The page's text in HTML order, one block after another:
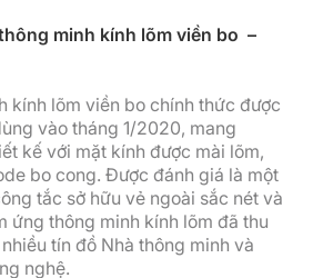
minh kính lõm viền bo –
kính lõm viền bo chính thức được
vào tháng 1/2020, mang
kế với mặt kính được mài lõm,
bo cong. Được đánh giá là một
tắc sở hữu vẻ ngoài sắc nét và
ứng thông minh kính lõm đã thu
tín đồ Nhà thông minh và
nghệ.